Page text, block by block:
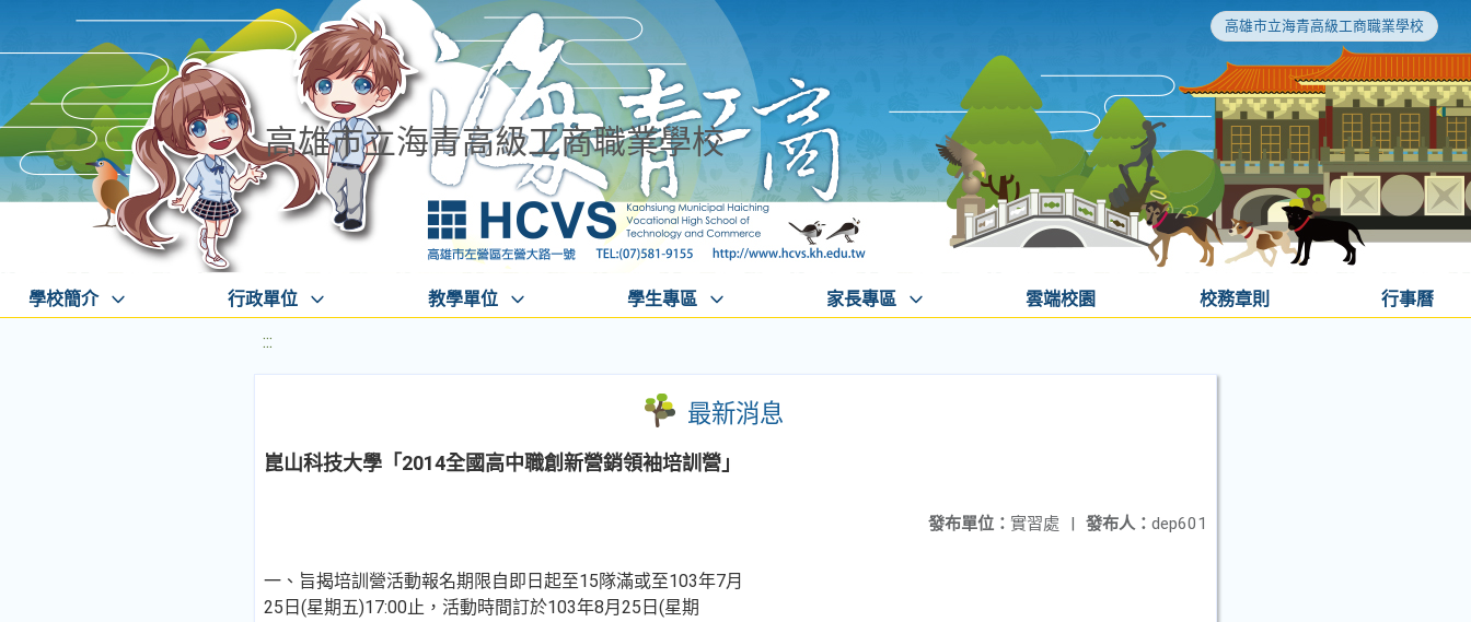
高雄市立海青高級工商職業學校
高雄市立海青高級工商職業學校
學校簡介 行政單位 教學單位 學生專區 家長專區 雲端校園 校務章則 行事曆
:::
最新消息
崑山科技大學「2014全國高中職創新營銷領袖培訓營」
發布人： dep601
發布單位： 實習處 |
一、旨揭培訓營活動報名期限自即日起至15隊滿或至103年7月
25日(星期五)17:00止，活動時間訂於103年8月25日(星期